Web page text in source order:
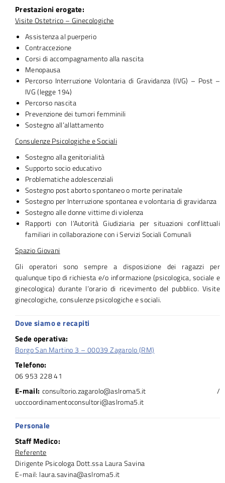
Prestazioni erogate:
Visite Ostetrico – Ginecologiche
Assistenza al puerperio
Contraccezione
Corsi di accompagnamento alla nascita
Menopausa
Percorso Interruzione Volontaria di Gravidanza (IVG) – Post –
IVG (legge 194)
Percorso nascita
Prevenzione dei tumori femminili
Sostegno all’allattamento
Consulenze Psicologiche e Sociali
Sostegno alla genitorialità
Supporto socio educativo
Problematiche adolescenziali
Sostegno post aborto spontaneo o morte perinatale
Sostegno per Interruzione spontanea e volontaria di gravidanza
Sostegno alle donne vittime di violenza
Rapporti con l’Autorità Giudiziaria per situazioni conflittuali
familiari in collaborazione con i Servizi Sociali Comunali
Spazio Giovani
Gli operatori sono sempre a disposizione dei ragazzi per
qualunque tipo di richiesta e/o informazione (psicologica, sociale e
ginecologica) durante l’orario di ricevimento del pubblico. Visite
ginecologiche, consulenze psicologiche e sociali.
Dove siamo e recapiti
Sede operativa:
Borgo San Martino 3 – 00039 Zagarolo (RM)
Telefono:
06 953 228 41
E-mail: consultorio.zagarolo@aslroma5.it /
uoccoordinamentoconsultori@aslroma5.it
Personale
Staff Medico:
Referente
Dirigente Psicologa Dott.ssa Laura Savina
E-mail: laura.savina@aslroma5.it